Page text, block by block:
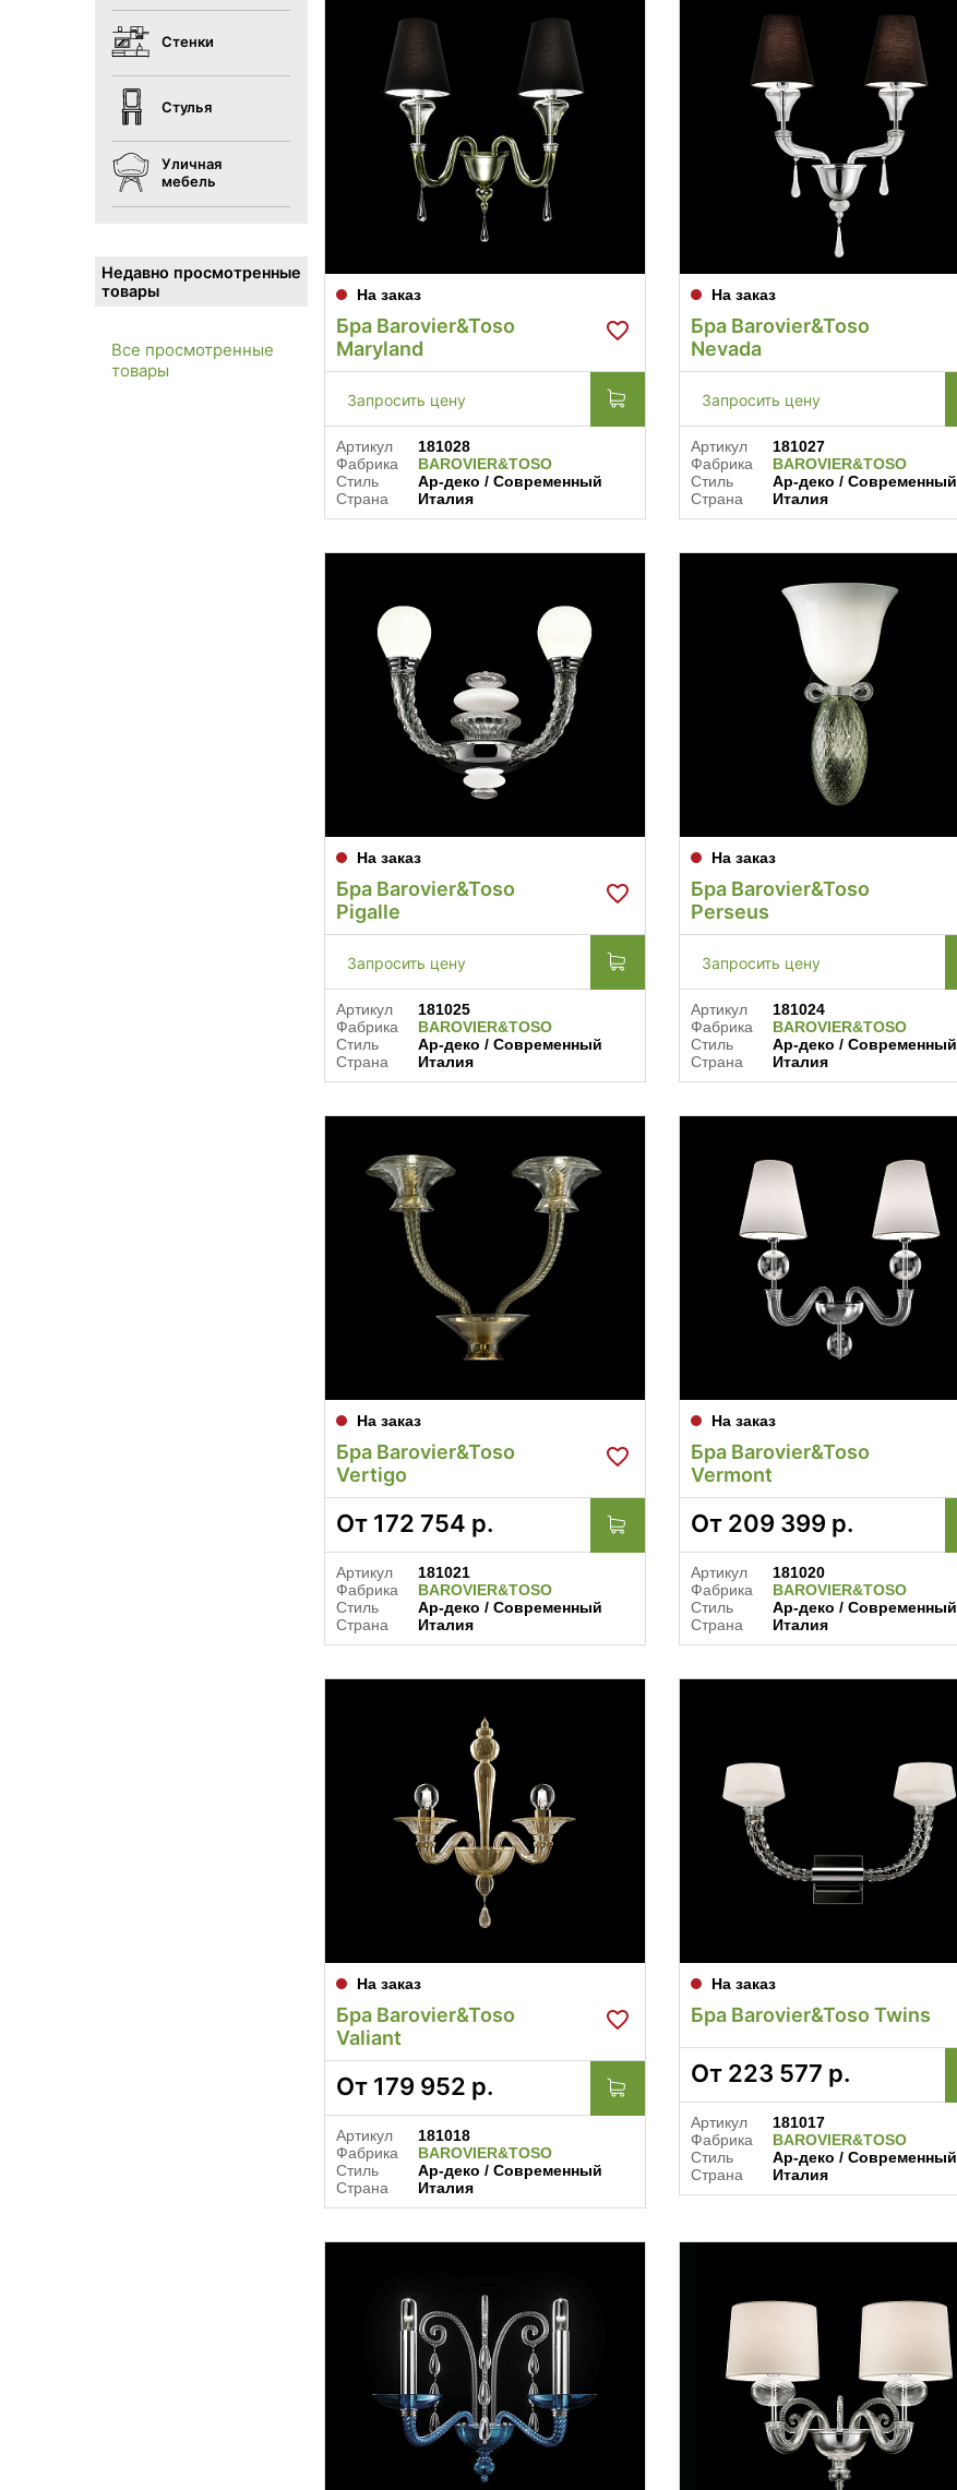
Стенки
Стулья
Уличная
мебель
Недавно просмотренные
товары
Все просмотренные
товары
На заказ
Бра Barovier&Toso
Maryland
Запросить цену
Артикул
181028
Фабрика
BAROVIER&TOSO
Стиль
Ар-деко / Современный
Страна
Италия
На заказ
Бра Barovier&Toso
Nevada
Запросить цену
Артикул
181027
Фабрика
BAROVIER&TOSO
Стиль
Ар-деко / Современный
Страна
Италия
На заказ
Бра Barovier&Toso
Pigalle
Запросить цену
Артикул
181025
Фабрика
BAROVIER&TOSO
Стиль
Ар-деко / Современный
Страна
Италия
На заказ
Бра Barovier&Toso
Perseus
Запросить цену
Артикул
181024
Фабрика
BAROVIER&TOSO
Стиль
Ар-деко / Современный
Страна
Италия
На заказ
Бра Barovier&Toso
Vertigo
От 172 754 р.
Артикул
181021
Фабрика
BAROVIER&TOSO
Стиль
Ар-деко / Современный
Страна
Италия
На заказ
Бра Barovier&Toso
Vermont
От 209 399 р.
Артикул
181020
Фабрика
BAROVIER&TOSO
Стиль
Ар-деко / Современный
Страна
Италия
На заказ
Бра Barovier&Toso
Valiant
От 179 952 р.
Артикул
181018
Фабрика
BAROVIER&TOSO
Стиль
Ар-деко / Современный
Страна
Италия
На заказ
Бра Barovier&Toso Twins
От 223 577 р.
Артикул
181017
Фабрика
BAROVIER&TOSO
Стиль
Ар-деко / Современный
Страна
Италия